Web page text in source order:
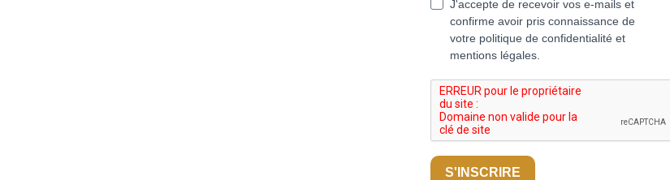
J'accepte de recevoir vos e-mails et
confirme avoir pris connaissance de
votre politique de confidentialité et
mentions légales.
S'INSCRIRE